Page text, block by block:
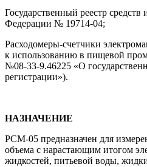
Государственный реестр
Федерации № 19714-04;
Расходомеры-счетчики
к использованию в пищевой
№08-33-9.46225 «О
регистрации»).
НАЗНАЧЕНИЕ
РСМ-05 предназначен для
объема с нарастающим итогом
жидкостей, питьевой воды,